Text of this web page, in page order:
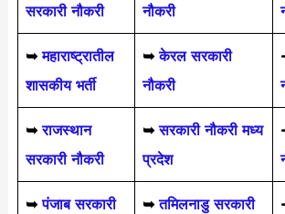
सरकारी नौकरी
नौकरी
➥ महाराष्ट्रातील
शासकीय भर्ती
➥ केरल सरकारी
नौकरी
➥ राजस्थान
सरकारी नौकरी
➥सरकारी नौकरी मध्य
प्रदेश
➥ पंजाब सरकारी
➥ तमिलनाडु सरकारी